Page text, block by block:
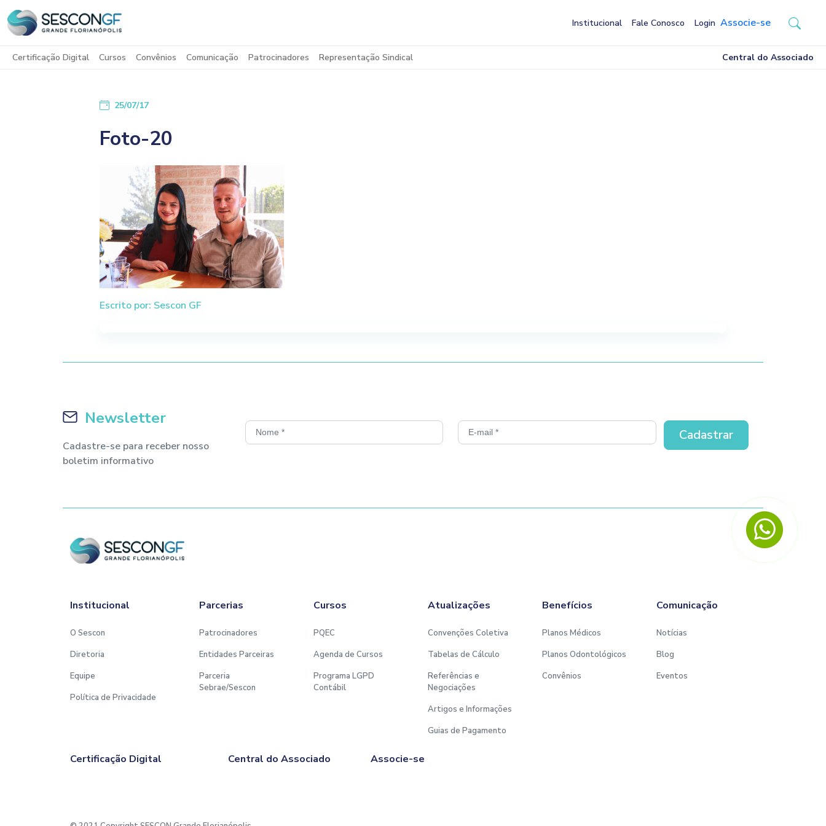
Institucional Fale Conosco Login Associe-se
Certificação Digital Cursos Convênios Comunicação Patrocinadores Representação Sindical Central do Associado
25/07/17
Foto-20
Escrito por: Sescon GF
Newsletter
Cadastre-se para receber nosso
boletim informativo
Institucional
O Sescon
Diretoria
Equipe
Política de Privacidade
Parcerias
Patrocinadores
Entidades Parceiras
Parceria
Sebrae/Sescon
Cursos
PQEC
Agenda de Cursos
Programa LGPD
Contábil
Atualizações
Convenções Coletiva
Tabelas de Cálculo
Referências e
Negociações
Artigos e Informações
Guias de Pagamento
Benefícios
Planos Médicos
Planos Odontológicos
Convênios
Comunicação
Notícias
Blog
Eventos
Certificação Digital Central do Associado Associe-se